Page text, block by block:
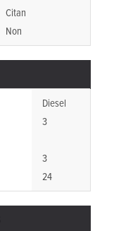
Citan
Non
Diesel
3
3
24